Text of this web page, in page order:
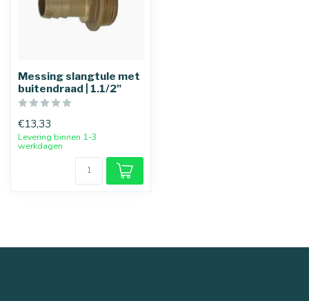
Messing slangtule met
buitendraad | 1.1/2"
€13,33
Levering binnen 1-3
werkdagen